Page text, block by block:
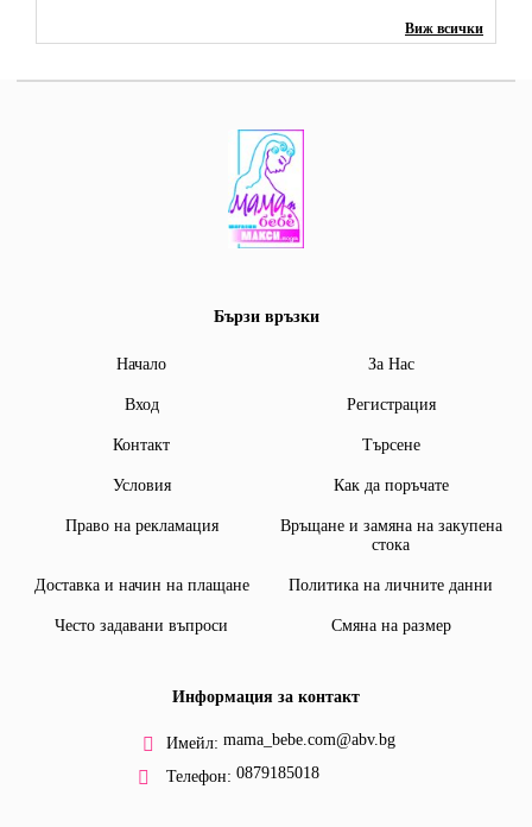
Виж всички
Бързи връзки
Начало За Нас
Вход Регистрация
Контакт Търсене
Условия Как да поръчате
Право на рекламация
Връщане и замяна на закупена
стока
Доставка и начин на плащане Политика на личните данни
Често задавани въпроси Смяна на размер
Информация за контакт
Имейл: mama_bebe.com@abv.bg
Телефон: 0879185018